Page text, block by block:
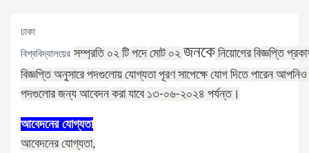
ঢাকা
বিশ্ববিদ্যালয়ের সম্প্রতি ০২ টি পদে মোট ০২ জনকে নিয়োগের বিজ্ঞপ্তি
বিজ্ঞপ্তি অনুসারে পদগুলোয় যোগ্যতা পূরণ সাপেক্ষে যোগ দিতে পারেন
পদগুলোর জন্য আবেদন করা যাবে ১৩-০৬-২০২৪ পর্যন্ত।
আবেদনের যোগ্যতা
আবেদনের যোগ্যতা,